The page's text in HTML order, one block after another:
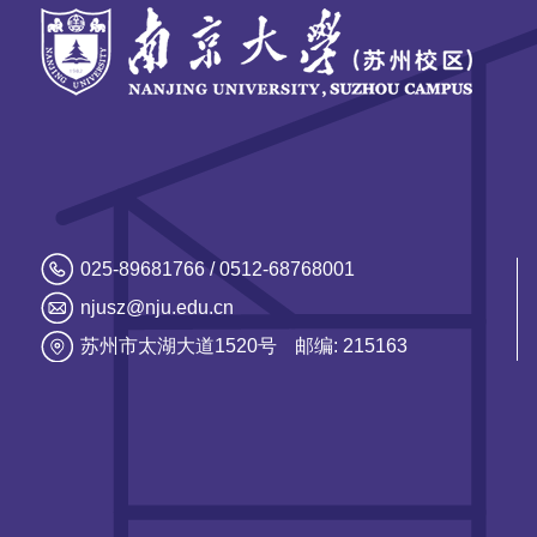
025-89681766 / 0512-68768001
njusz@nju.edu.cn
苏州市太湖大道1520号
邮编: 215163